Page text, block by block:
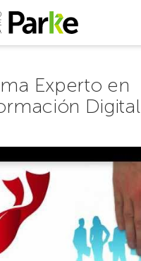
Experto en
Digital